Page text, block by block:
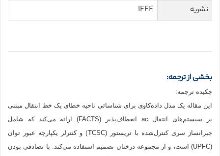
نشریه
IEEE
بخشی از ترجمه:
چکیده ترجمه:
این مقاله یک مدل داده‌کاوی برای شناسائی ناحیه خطای یک خط انتقال مبتنی
بر سیستم‌های انتقال ac انعطاف‌پذیر (FACTS) ارائه می‌کند که شامل
جبرانساز سری کنترل‌شده با تریستور (TCSC) و کنترلر یکپارچه عبور توان
(UPFC) است، و از مجموعه درختان تصمیم استفاده می‌کند. با تصادفی بودن